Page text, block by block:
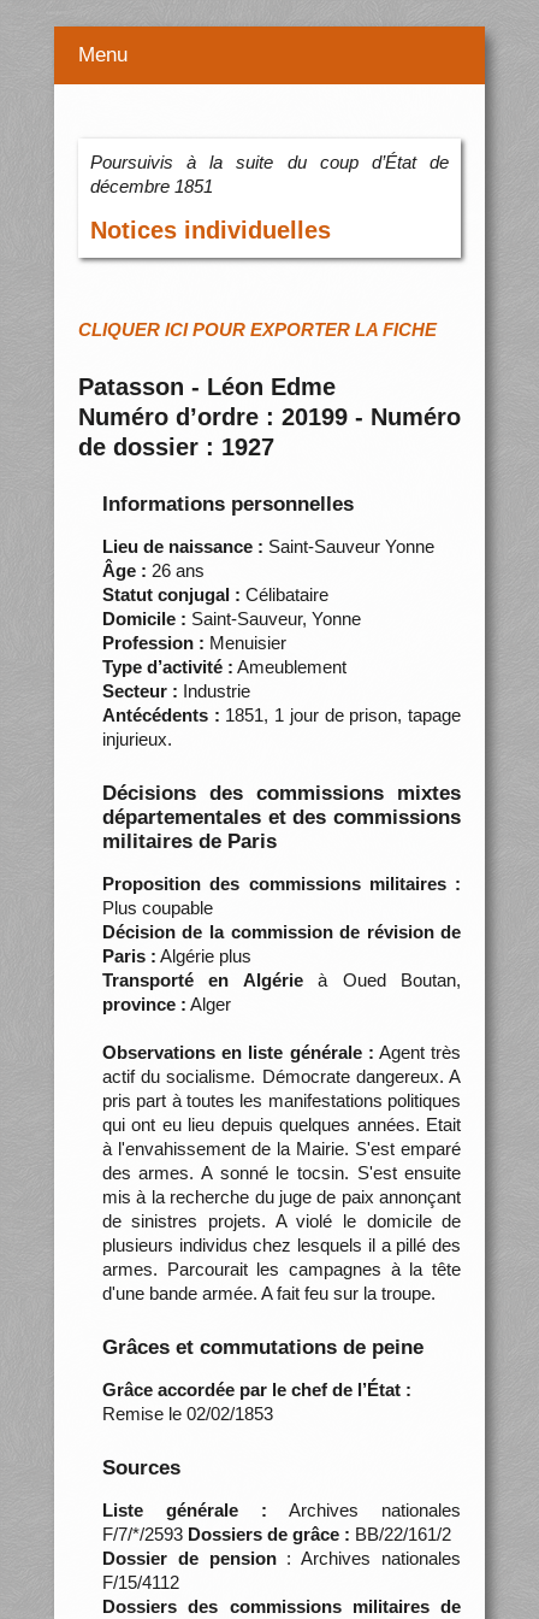
Menu
Poursuivis à la suite du coup d’État de
décembre 1851
Notices individuelles
CLIQUER ICI POUR EXPORTER LA FICHE
Patasson - Léon Edme
Numéro d’ordre : 20199 - Numéro
de dossier : 1927
Informations personnelles
Lieu de naissance : Saint-Sauveur Yonne
Âge : 26 ans
Statut conjugal : Célibataire
Domicile : Saint-Sauveur, Yonne
Profession : Menuisier
Type d’activité : Ameublement
Secteur : Industrie
Antécédents : 1851, 1 jour de prison, tapage
injurieux.
Décisions des commissions mixtes
départementales et des commissions
militaires de Paris
Proposition des commissions militaires :
Plus coupable
Décision de la commission de révision de
Paris : Algérie plus
Transporté en Algérieà Oued Boutan,
province : Alger
Observations en liste générale : Agent très
actif du socialisme. Démocrate dangereux. A
pris part à toutes les manifestations politiques
qui ont eu lieu depuis quelques années. Etait
à l'envahissement de la Mairie. S'est emparé
des armes. A sonné le tocsin. S'est ensuite
mis à la recherche du juge de paix annonçant
de sinistres projets. A violé le domicile de
plusieurs individus chez lesquels il a pillé des
armes. Parcourait les campagnes à la tête
d'une bande armée. A fait feu sur la troupe.
Grâces et commutations de peine
Grâce accordée par le chef de l’État :
Remise le 02/02/1853
Sources
Liste générale : Archives nationales
F/7/*/2593 Dossiers de grâce : BB/22/161/2
Dossier de pension: Archives nationales
F/15/4112
Dossiers des commissions militaires de